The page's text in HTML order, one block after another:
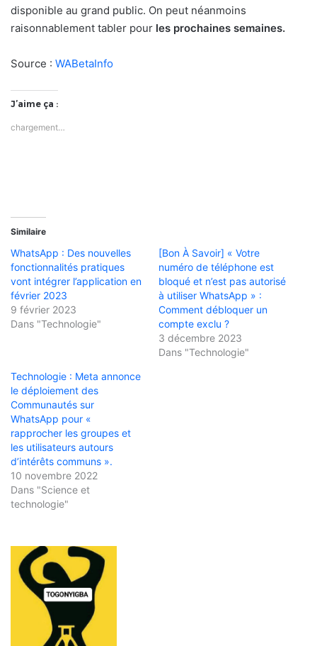
disponible au grand public. On peut néanmoins
raisonnablement tabler pour les prochaines semaines.
Source : WABetaInfo
J’aime ça :
chargement…
Similaire
WhatsApp : Des nouvelles
fonctionnalités pratiques
vont intégrer l’application en
février 2023
9 février 2023
Dans "Technologie"
[Bon À Savoir] « Votre
numéro de téléphone est
bloqué et n’est pas autorisé
à utiliser WhatsApp » :
Comment débloquer un
compte exclu ?
3 décembre 2023
Dans "Technologie"
Technologie : Meta annonce
le déploiement des
Communautés sur
WhatsApp pour «
rapprocher les groupes et
les utilisateurs autours
d’intérêts communs ».
10 novembre 2022
Dans "Science et
technologie"